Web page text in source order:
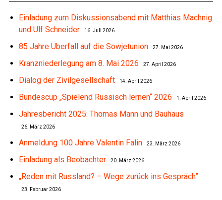
Einladung zum Diskussionsabend mit Matthias Machnig
und Ulf Schneider
16. Juli 2026
85 Jahre Überfall auf die Sowjetunion 27. Mai 2026
Kranzniederlegung am 8. Mai 2026 27. April 2026
Dialog der Zivilgesellschaft 14. April 2026
Bundescup „Spielend Russisch lernen“ 2026 1. April 2026
Jahresbericht 2025: Thomas Mann und Bauhaus
26. März 2026
Anmeldung 100 Jahre Valentin Falin 23. März 2026
Einladung als Beobachter 20. März 2026
„Reden mit Russland? – Wege zurück ins Gespräch”
23. Februar 2026